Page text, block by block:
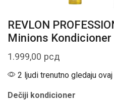
REVLON
Minions
1.999,00 рсд
2 ljudi trenutno gledaju
Dečiji kondicioner